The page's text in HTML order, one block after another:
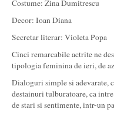
Costume: Zina Dumitrescu
Decor: Ioan Diana
Secretar literar: Violeta Popa
Cinci remarcabile actrite ne
tipologia feminina de ieri, de
Dialoguri simple si adevarate,
destainuri tulburatoare, ca
de stari si sentimente, intr-un